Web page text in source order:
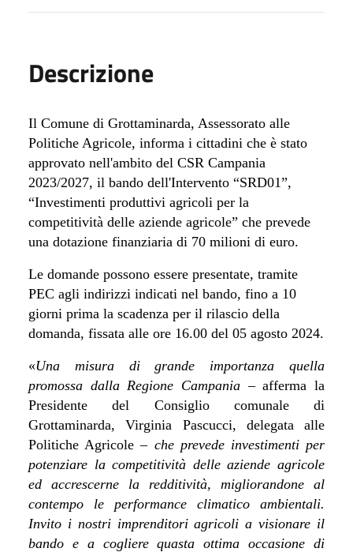
Descrizione
Il Comune di Grottaminarda, Assessorato alle
Politiche Agricole, informa i cittadini che è stato
approvato nell'ambito del CSR Campania
2023/2027, il bando dell'Intervento “SRD01”,
“Investimenti produttivi agricoli per la
competitività delle aziende agricole” che prevede
una dotazione finanziaria di 70 milioni di euro.
Le domande possono essere presentate, tramite
PEC agli indirizzi indicati nel bando, fino a 10
giorni prima la scadenza per il rilascio della
domanda, fissata alle ore 16.00 del 05 agosto 2024.
«Una misura di grande importanza quella
promossa dalla Regione Campania –afferma la
Presidente del Consiglio comunale di
Grottaminarda, Virginia Pascucci, delegata alle
Politiche Agricole– che prevede investimenti per
potenziare la competitività delle aziende agricole
ed accrescerne la redditività, migliorandone al
contempo le performance climatico ambientali.
Invito i nostri imprenditori agricoli a visionare il
bando e a cogliere quasta ottima occasione di